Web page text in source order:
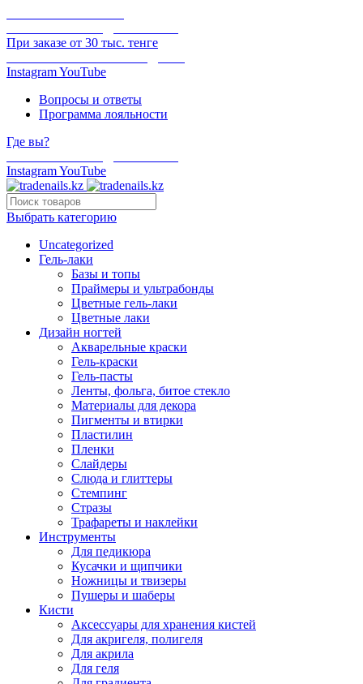
При заказе от 30 тыс. тенге
InstagramYouTube
Вопросы и ответы
Программа лояльности
Где вы?
InstagramYouTube
Выбрать категорию
Uncategorized
Гель-лаки
Базы и топы
Праймеры и ультрабонды
Цветные гель-лаки
Цветные лаки
Дизайн ногтей
Акварельные краски
Гель-краски
Гель-пасты
Ленты, фольга, битое стекло
Материалы для декора
Пигменты и втирки
Пластилин
Пленки
Слайдеры
Слюда и глиттеры
Стемпинг
Стразы
Трафареты и наклейки
Инструменты
Для педикюра
Кусачки и щипчики
Ножницы и твизеры
Пушеры и шаберы
Кисти
Аксессуары для хранения кистей
Для акригеля, полигеля
Для акрила
Для геля